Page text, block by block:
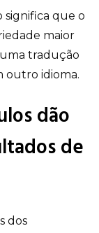
significa que o
maior
tradução
outro idioma.
dão
de
dos